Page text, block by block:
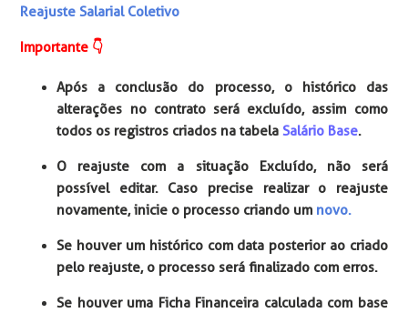
Reajuste Salarial Coletivo
Importante 👇️
Após a conclusão do processo, o histórico das
alterações no contrato será excluído, assim como
todos os registros criados na tabela Salário Base.
O reajuste com a situação Excluído, não será
possível editar. Caso precise realizar o reajuste
novamente, inicie o processo criando um novo.
Se houver um histórico com data posterior ao criado
pelo reajuste, o processo será finalizado com erros.
Se houver uma Ficha Financeira calculada com base